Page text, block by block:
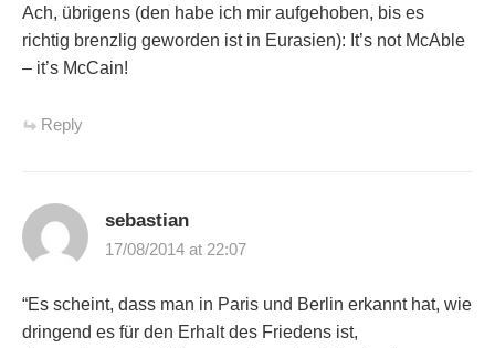
Ach, übrigens (den habe ich mir aufgehoben, bis es
richtig brenzlig geworden ist in Eurasien): It’s not McAble
– it’s McCain!
Reply
sebastian
17/08/2014 at 22:07
“Es scheint, dass man in Paris und Berlin erkannt hat, wie
dringend es für den Erhalt des Friedens ist,